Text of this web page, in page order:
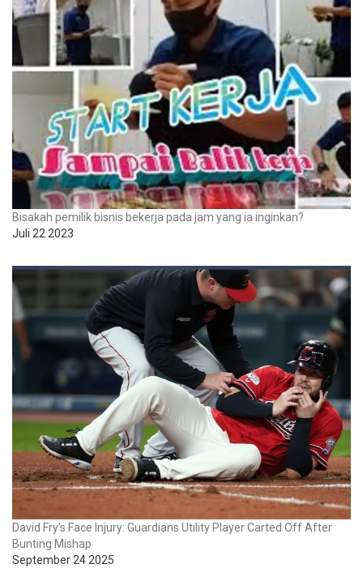
Bisakah pemilik bisnis bekerja pada jam yang ia inginkan?
Juli 22 2023
David Fry’s Face Injury: Guardians Utility Player Carted Off After
Bunting Mishap
September 24 2025